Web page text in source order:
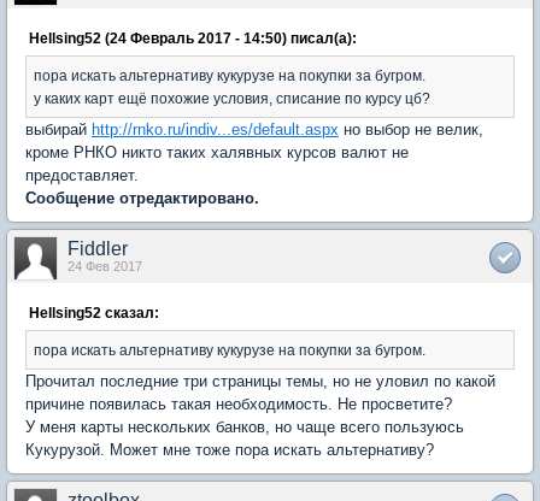
Hellsing52 (24 Февраль 2017 - 14:50) писал(а):
пора искать альтернативу кукурузе на покупки за бугром.
у каких карт ещё похожие условия, списание по курсу цб?
выбирай http://rnko.ru/indiv...es/default.aspx но выбор не велик,
кроме РНКО никто таких халявных курсов валют не
предоставляет.
Сообщение отредактировано.
Fiddler
24 Фев 2017
Hellsing52 сказал:
пора искать альтернативу кукурузе на покупки за бугром.
Прочитал последние три страницы темы, но не уловил по какой
причине появилась такая необходимость. Не просветите?
У меня карты нескольких банков, но чаще всего пользуюсь
Кукурузой. Может мне тоже пора искать альтернативу?